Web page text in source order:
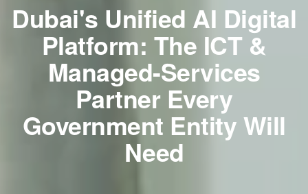
Dubai's Unified AI Digital
Platform: The ICT &
Managed-Services
Partner Every
Government Entity Will
Need